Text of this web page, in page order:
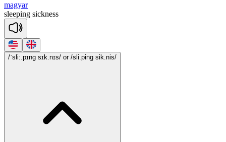
magyar
sleeping sickness
/ˈsli:.pɪng sɪk.nɪs/ or /sli.ping sik.nis/